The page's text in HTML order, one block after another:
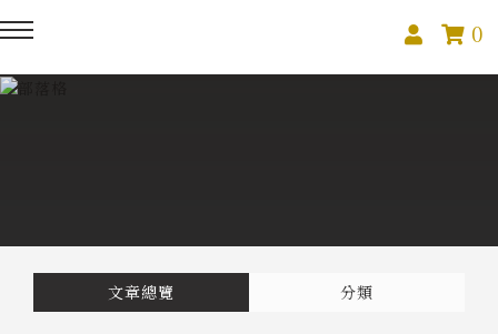
0
預約服務
影像紀錄文章總覽 分類